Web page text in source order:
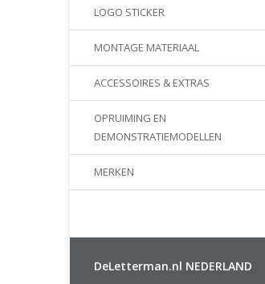
LOGO STICKER
MONTAGE MATERIAAL
ACCESSOIRES & EXTRAS
OPRUIMING EN
DEMONSTRATIEMODELLEN
MERKEN
DeLetterman.nl NEDERLAND